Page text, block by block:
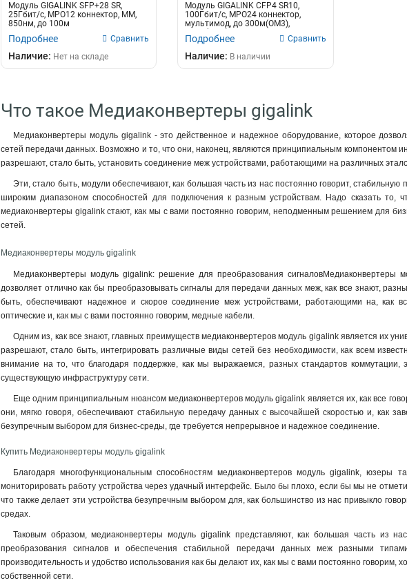
Модуль GIGALINK SFP+28 SR,
25Гбит/c, MPO12 коннектор, ММ,
850нм, до 100м
Подробнее Сравнить
Наличие: Нет на складе
Модуль GIGALINK CFP4 SR10,
100Гбит/c, MPO24 коннектор,
мультимод, до 300м(OM3),
400м(OM4)
Подробнее Сравнить
Наличие: В наличии
Что такое Медиаконвертеры gigalink
Медиаконвертеры модуль gigalink - это действенное и надежное оборудование, которое
сетей передачи данных. Возможно и то, что они, наконец, являются принципиальным компонентом
разрешают, стало быть, установить соединение меж устройствами, работающими на различных
Эти, стало быть, модули обеспечивают, как большая часть из нас постоянно говорит,
широким диапазоном способностей для подключения к разным устройствам. Надо сказать то,
медиаконвертеры gigalink стают, как мы с вами постоянно говорим, неподменным решением для
сетей.
Медиаконвертеры модуль gigalink
Медиаконвертеры модуль gigalink: решение для преобразования
дозволяет отлично как бы преобразовывать сигналы для передачи данных меж, как все знают,
быть, обеспечивают надежное и скорое соединение меж устройствами, работающими на, как
оптические и, как мы с вами постоянно говорим, медные кабели.
Одним из, как все знают, главных преимуществ медиаконвертеров модуль gigalink является их
разрешают, стало быть, интегрировать различные виды сетей без необходимости, как всем
внимание на то, что благодаря поддержке, как мы выражаемся, разных стандартов коммутации,
существующую инфраструктуру сети.
Еще одним принципиальным нюансом медиаконвертеров модуль gigalink является их, как все
они, мягко говоря, обеспечивают стабильную передачу данных с высочайшей скоростью и, как
безупречным выбором для бизнес-среды, где требуется непрерывное и надежное соединение.
Купить Медиаконвертеры модуль gigalink
Благодаря многофункциональным способностям медиаконвертеров модуль gigalink, юзеры
мониторировать работу устройства через удачный интерфейс. Было бы плохо, если бы мы не
что также делает эти устройства безупречным выбором для, как большинство из нас привыкло
средах.
Таковым образом, медиаконвертеры модуль gigalink представляют, как большая часть из
преобразования сигналов и обеспечения стабильной передачи данных меж разными
производительность и удобство использования как бы делают их, как мы с вами постоянно
собственной сети.